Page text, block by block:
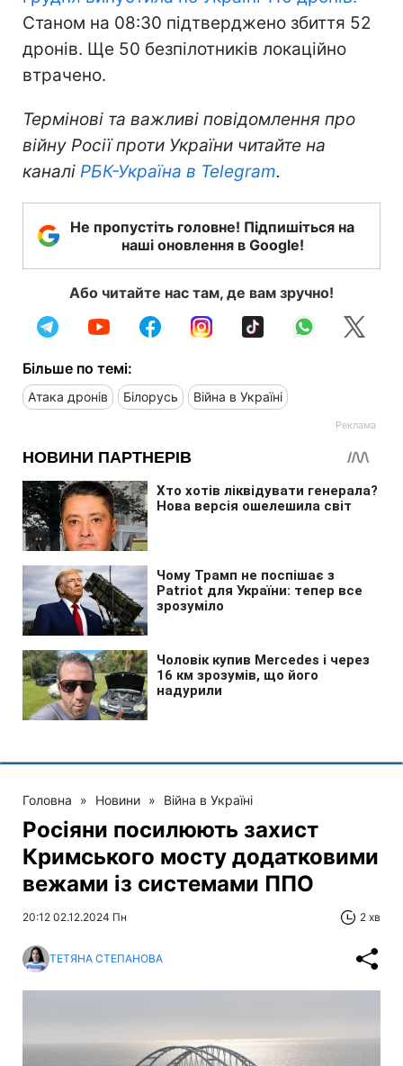
Станом на 08:30 підтверджено збиття 52
дронів. Ще 50 безпілотників локаційно
втрачено.
Термінові та важливі повідомлення про
війну Росії проти України читайте на
каналі РБК-Україна в Telegram.
Не пропустіть головне! Підпишіться на
наші оновлення в Google!
Або читайте нас там, де вам зручно!
Більше по темі:
Атака дронів Білорусь Війна в Україні
Головна » Новини » Війна в Україні
Росіяни посилюють захист
Кримського мосту додатковими
вежами із системами ППО
20:12 02.12.2024 Пн 2 хв
ТЕТЯНА СТЕПАНОВА